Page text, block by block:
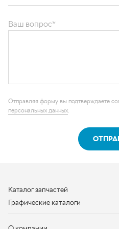
персональных данных
Каталог запчастей
Контактная информация
+7 (950) 730-92-10
uralavtozap@yandex.ru